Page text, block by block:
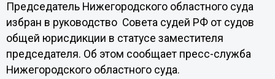
Председатель Нижегородского областного суда
избран в руководство Совета судей РФ от судов
общей юрисдикции в статусе заместителя
председателя. Об этом сообщает пресс-служба
Нижегородского областного суда.